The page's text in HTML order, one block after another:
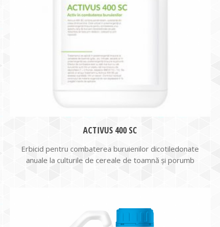
ACTIVUS 400 SC
Erbicid pentru combaterea buruienilor dicotiledonate
anuale la culturile de cereale de toamnă și porumb